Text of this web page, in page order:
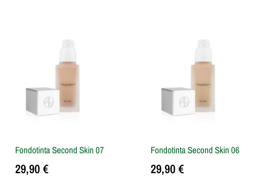
Fondotinta Second Skin 07
29,90€
Fondotinta Second Skin 06
29,90€